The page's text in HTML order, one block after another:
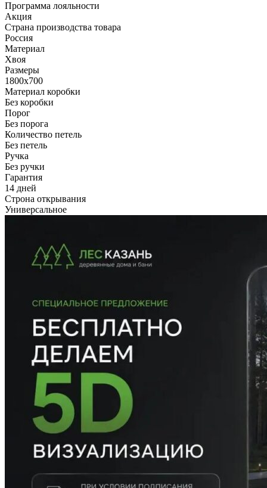
Программа лояльности
Акция
Страна производства товара
Россия
Материал
Хвоя
Размеры
1800х700
Материал коробки
Без коробки
Порог
Без порога
Количество петель
Без петель
Ручка
Без ручки
Гарантия
14 дней
Строна открывания
Универсальное